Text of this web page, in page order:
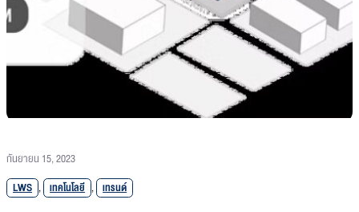
กันยายน 15, 2023
LWS , เทคโนโลยี , เทรนด์